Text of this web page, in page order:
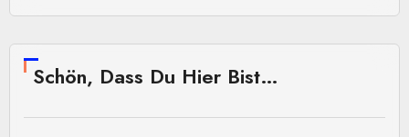
Schön, Dass Du Hier Bist…